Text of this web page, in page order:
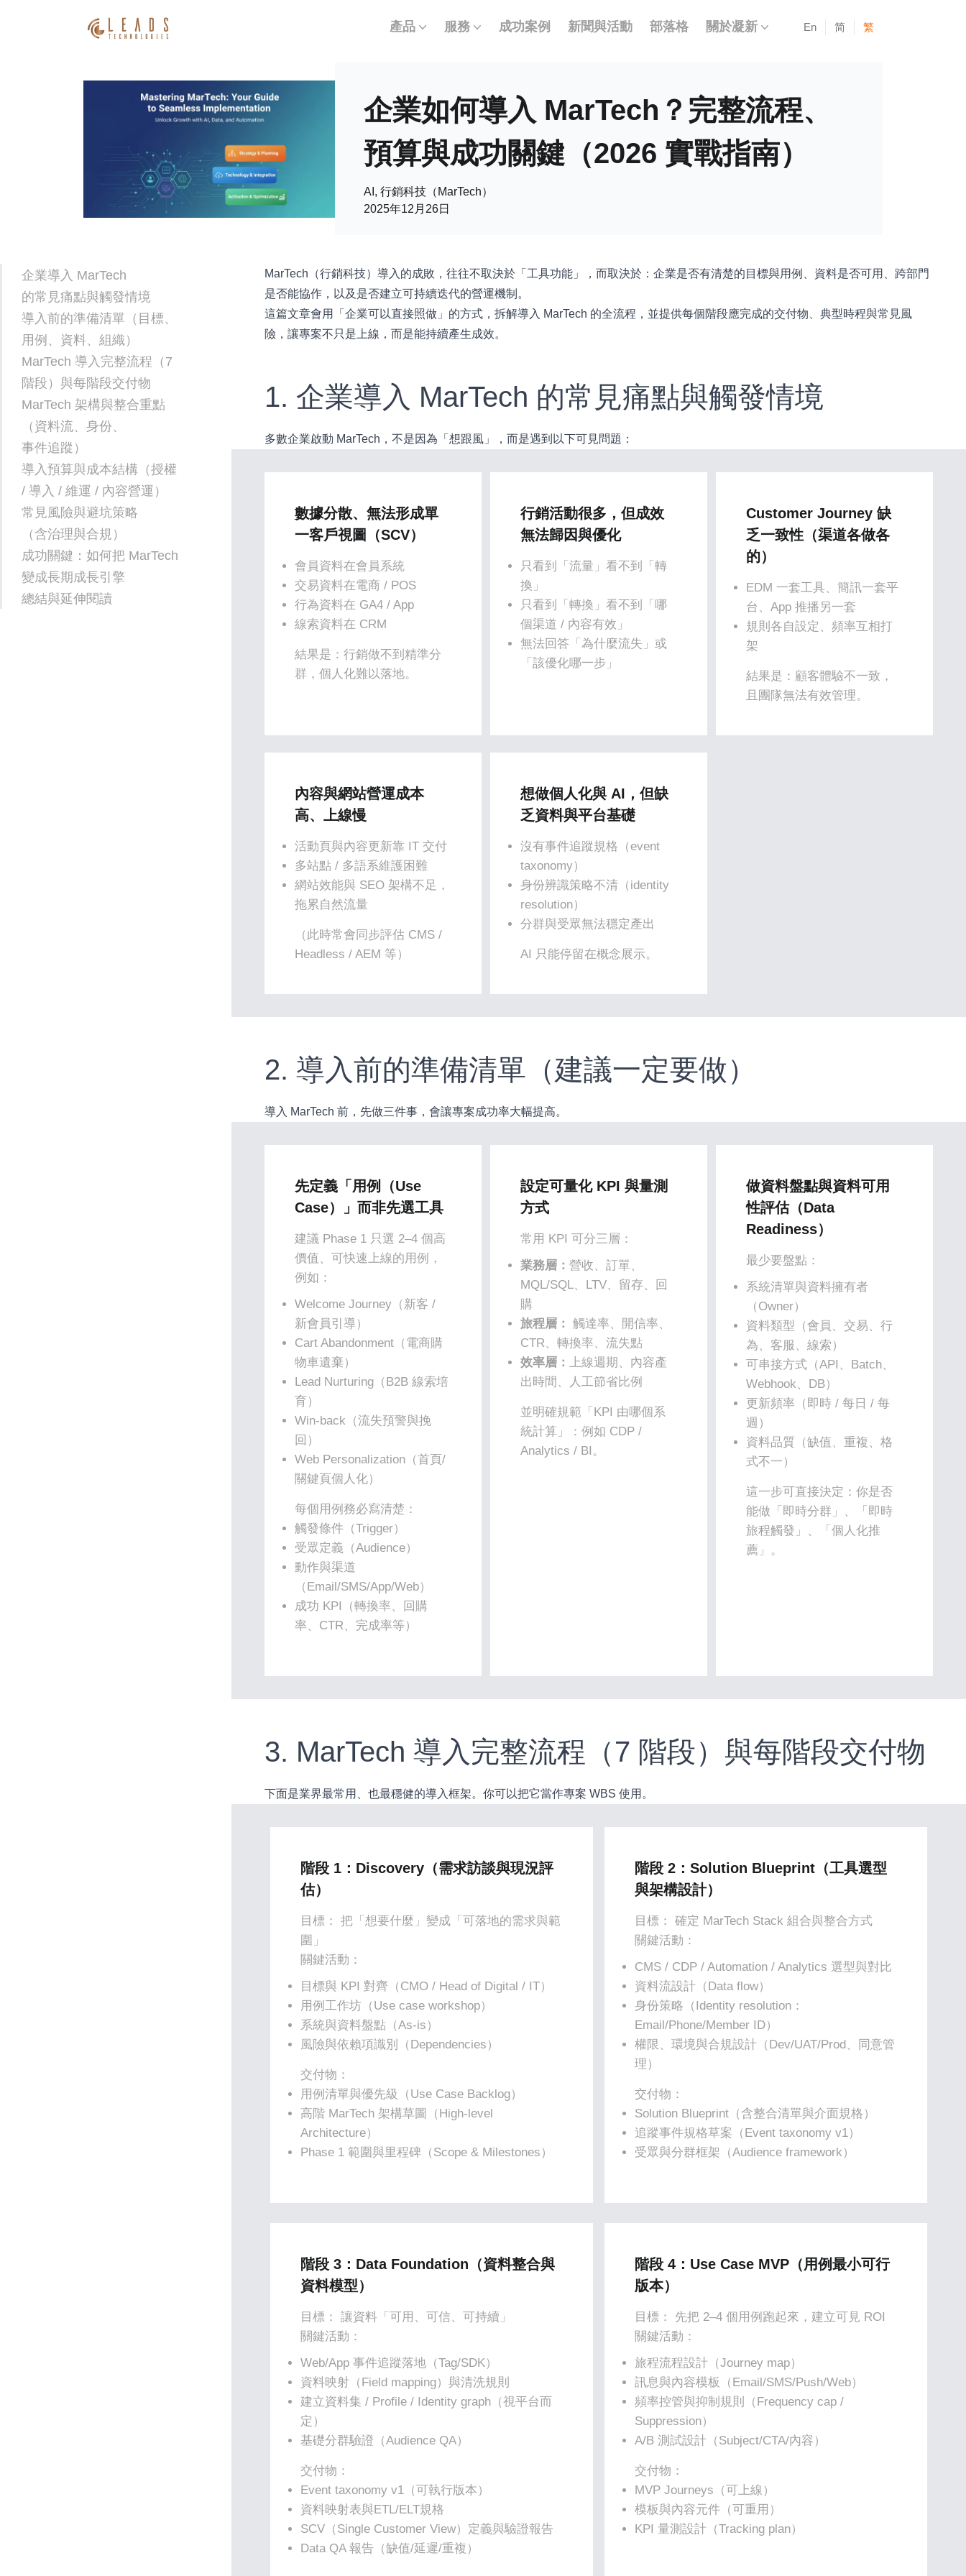
產品 服務 成功案例 新聞與活動 部落格 關於凝新 En 简 繁
企業如何導入 MarTech？完整流程、
預算與成功關鍵（2026 實戰指南）
AI, 行銷科技（MarTech）
2025年12月26日
企業導入 MarTech
的常見痛點與觸發情境
導入前的準備清單（目標、
用例、資料、組織）
MarTech 導入完整流程（7
階段）與每階段交付物
MarTech 架構與整合重點
（資料流、身份、
事件追蹤）
導入預算與成本結構（授權
/ 導入 / 維運 / 內容營運）
常見風險與避坑策略
（含治理與合規）
成功關鍵：如何把 MarTech
變成長期成長引擎
總結與延伸閱讀
MarTech（行銷科技）導入的成敗，往往不取決於「工具功能」，而取決於：企業是否有清楚的目標與用例、資料是否可用、跨部門
是否能協作，以及是否建立可持續迭代的營運機制。
這篇文章會用「企業可以直接照做」的方式，拆解導入 MarTech 的全流程，並提供每個階段應完成的交付物、典型時程與常見風
險，讓專案不只是上線，而是能持續產生成效。
1. 企業導入 MarTech 的常見痛點與觸發情境
多數企業啟動 MarTech，不是因為「想跟風」，而是遇到以下可見問題：
數據分散、無法形成單
一客戶視圖（SCV）
會員資料在會員系統
交易資料在電商 / POS
行為資料在 GA4 / App
線索資料在 CRM
結果是：行銷做不到精準分
群，個人化難以落地。
行銷活動很多，但成效
無法歸因與優化
只看到「流量」看不到「轉
換」
只看到「轉換」看不到「哪
個渠道 / 內容有效」
無法回答「為什麼流失」或
「該優化哪一步」
Customer Journey 缺
乏一致性（渠道各做各
的）
EDM 一套工具、簡訊一套平
台、App 推播另一套
規則各自設定、頻率互相打
架
結果是：顧客體驗不一致，
且團隊無法有效管理。
內容與網站營運成本
高、上線慢
活動頁與內容更新靠 IT 交付
多站點 / 多語系維護困難
網站效能與 SEO 架構不足，
拖累自然流量
（此時常會同步評估 CMS /
Headless / AEM 等）
想做個人化與 AI，但缺
乏資料與平台基礎
沒有事件追蹤規格（event
taxonomy）
身份辨識策略不清（identity
resolution）
分群與受眾無法穩定產出
AI 只能停留在概念展示。
2. 導入前的準備清單（建議一定要做）
導入 MarTech 前，先做三件事，會讓專案成功率大幅提高。
先定義「用例（Use
Case）」而非先選工具
建議 Phase 1 只選 2–4 個高
價值、可快速上線的用例，
例如：
Welcome Journey（新客 /
新會員引導）
Cart Abandonment（電商購
物車遺棄）
Lead Nurturing（B2B 線索培
育）
Win-back（流失預警與挽
回）
Web Personalization（首頁/
關鍵頁個人化）
每個用例務必寫清楚：
觸發條件（Trigger）
受眾定義（Audience）
動作與渠道
（Email/SMS/App/Web）
成功 KPI（轉換率、回購
率、CTR、完成率等）
設定可量化 KPI 與量測
方式
常用 KPI 可分三層：
業務層：營收、訂單、
MQL/SQL、LTV、留存、回
購
旅程層：
觸達率、開信率、
CTR、轉換率、流失點
效率層： 上線週期、內容產
出時間、人工節省比例
並明確規範「KPI 由哪個系
統計算」：例如 CDP /
Analytics / BI。
做資料盤點與資料可用
性評估（Data
Readiness）
最少要盤點：
系統清單與資料擁有者
（Owner）
資料類型（會員、交易、行
為、客服、線索）
可串接方式（API、Batch、
Webhook、DB）
更新頻率（即時 / 每日 / 每
週）
資料品質（缺值、重複、格
式不一）
這一步可直接決定：你是否
能做「即時分群」、「即時
旅程觸發」、「個人化推
薦」。
3. MarTech 導入完整流程（7 階段）與每階段交付物
下面是業界最常用、也最穩健的導入框架。你可以把它當作專案 WBS 使用。
階段 1：Discovery（需求訪談與現況評
估）
目標： 把「想要什麼」變成「可落地的需求與範
圍」
關鍵活動：
目標與 KPI 對齊（CMO / Head of Digital / IT）
用例工作坊（Use case workshop）
系統與資料盤點（As-is）
風險與依賴項識別（Dependencies）
交付物：
用例清單與優先級（Use Case Backlog）
高階 MarTech 架構草圖（High-level
Architecture）
Phase 1 範圍與里程碑（Scope & Milestones）
階段 2：Solution Blueprint（工具選型
與架構設計）
目標： 確定 MarTech Stack 組合與整合方式
關鍵活動：
CMS / CDP / Automation / Analytics 選型與對比
資料流設計（Data flow）
身份策略（Identity resolution：
Email/Phone/Member ID）
權限、環境與合規設計（Dev/UAT/Prod、同意管
理）
交付物：
Solution Blueprint（含整合清單與介面規格）
追蹤事件規格草案（Event taxonomy v1）
受眾與分群框架（Audience framework）
階段 3：Data Foundation（資料整合與
資料模型）
目標： 讓資料「可用、可信、可持續」
關鍵活動：
Web/App 事件追蹤落地（Tag/SDK）
資料映射（Field mapping）與清洗規則
建立資料集 / Profile / Identity graph（視平台而
定）
基礎分群驗證（Audience QA）
交付物：
Event taxonomy v1（可執行版本）
資料映射表與ETL/ELT規格
SCV（Single Customer View）定義與驗證報告
Data QA 報告（缺值/延遲/重複）
階段 4：Use Case MVP（用例最小可行
版本）
目標： 先把 2–4 個用例跑起來，建立可見 ROI
關鍵活動：
旅程流程設計（Journey map）
訊息與內容模板（Email/SMS/Push/Web）
頻率控管與抑制規則（Frequency cap /
Suppression）
A/B 測試設計（Subject/CTA/內容）
交付物：
MVP Journeys（可上線）
模板與內容元件（可重用）
KPI 量測設計（Tracking plan）